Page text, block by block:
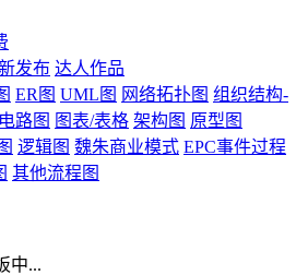
发布 达人作品
ER图 UML图 网络拓扑图 组织结构-
电路图 图表/表格 架构图 原型图
逻辑图 魏朱商业模式 EPC事件过程
其他流程图
中...